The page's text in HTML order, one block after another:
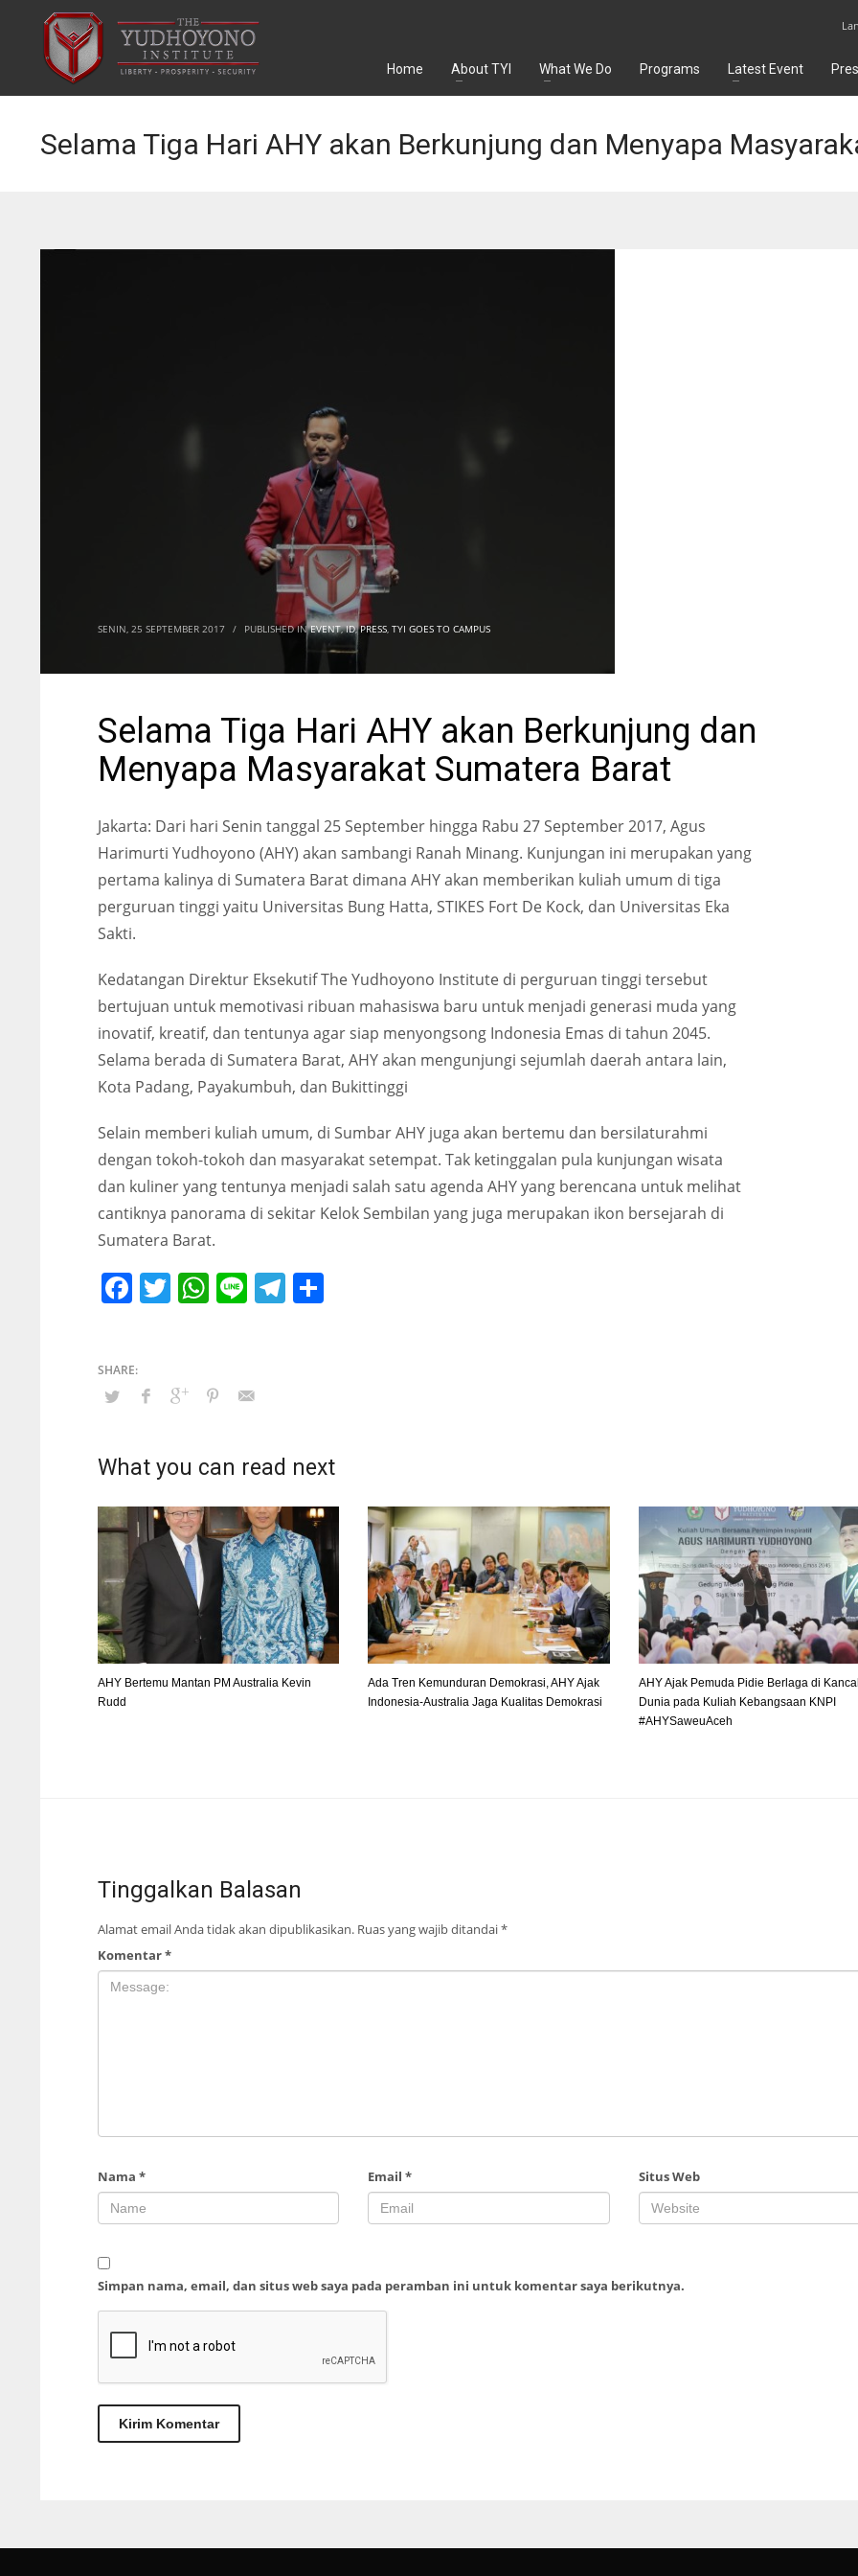
Home About TYI What We Do Programs Latest Event
Selama Tiga Hari AHY akan Berkunjung dan Menyapa
SENIN, 25 SEPTEMBER 2017 / PUBLISHED INEVENT,ID,PRESS, TYI GOES TO CAMPUS
Selama Tiga Hari AHY akan Berkunjung dan
Menyapa Masyarakat Sumatera Barat
Jakarta: Dari hari Senin tanggal 25 September hingga Rabu 27 September 2017, Agus
Harimurti Yudhoyono (AHY) akan sambangi Ranah Minang. Kunjungan ini merupakan yang
pertama kalinya di Sumatera Barat dimana AHY akan memberikan kuliah umum di tiga
perguruan tinggi yaitu Universitas Bung Hatta, STIKES Fort De Kock, dan Universitas Eka
Sakti.
Kedatangan Direktur Eksekutif The Yudhoyono Institute di perguruan tinggi tersebut
bertujuan untuk memotivasi ribuan mahasiswa baru untuk menjadi generasi muda yang
inovatif, kreatif, dan tentunya agar siap menyongsong Indonesia Emas di tahun 2045.
Selama berada di Sumatera Barat, AHY akan mengunjungi sejumlah daerah antara lain,
Kota Padang, Payakumbuh, dan Bukittinggi
Selain memberi kuliah umum, di Sumbar AHY juga akan bertemu dan bersilaturahmi
dengan tokoh-tokoh dan masyarakat setempat. Tak ketinggalan pula kunjungan wisata
dan kuliner yang tentunya menjadi salah satu agenda AHY yang berencana untuk melihat
cantiknya panorama di sekitar Kelok Sembilan yang juga merupakan ikon bersejarah di
Sumatera Barat.
Facebook
Twitter
WhatsApp
LineTelegram
What you can read next
AHY Bertemu Mantan PM Australia Kevin
Rudd
Ada Tren Kemunduran Demokrasi, AHY Ajak
Indonesia-Australia Jaga Kualitas Demokrasi
AHY Ajak Pemuda Pidie Berlaga di
Dunia pada Kuliah Kebangsaan KNPI
#AHYSaweuAceh
Tinggalkan Balasan
Alamat email Anda tidak akan dipublikasikan. Ruas yang wajib ditandai*
Komentar*
Nama * Email* Situs Web
Simpan nama, email, dan situs web saya pada peramban ini untuk komentar saya berikutnya.